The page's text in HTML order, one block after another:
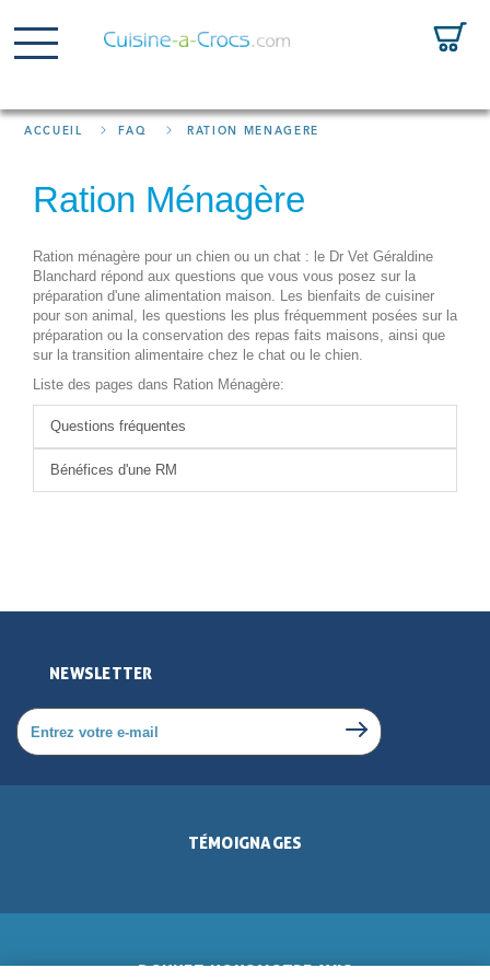
ACCUEIL FAQ RATION MÉNAGÈRE
Ration Ménagère
Ration ménagère pour un chien ou un chat : le Dr Vet Géraldine
Blanchard répond aux questions que vous vous posez sur la
préparation d'une alimentation maison. Les bienfaits de cuisiner
pour son animal, les questions les plus fréquemment posées sur la
préparation ou la conservation des repas faits maisons, ainsi que
sur la transition alimentaire chez le chat ou le chien.
Liste des pages dans Ration Ménagère:
Questions fréquentes
Bénéfices d'une RM
NEWSLETTER
TÉMOIGNAGES
DONNEZ-NOUS VOTRE AVIS